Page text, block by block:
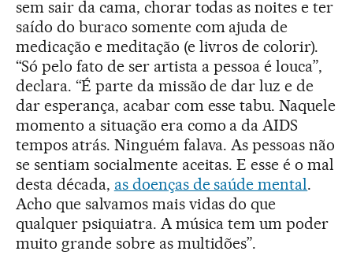
sem sair da cama, chorar todas as noites e ter
saído do buraco somente com ajuda de
medicação e meditação (e livros de colorir).
“Só pelo fato de ser artista a pessoa é louca”,
declara. “É parte da missão de dar luz e de
dar esperança, acabar com esse tabu. Naquele
momento a situação era como a da AIDS
tempos atrás. Ninguém falava. As pessoas não
se sentiam socialmente aceitas. E esse é o mal
desta década, as doenças de saúde mental.
Acho que salvamos mais vidas do que
qualquer psiquiatra. A música tem um poder
muito grande sobre as multidões”.